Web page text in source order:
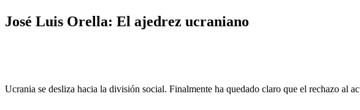
José Luis Orella: El ajedrez ucraniano
Ucrania se desliza hacia la división social. Finalmente ha quedado claro que el rechazo al